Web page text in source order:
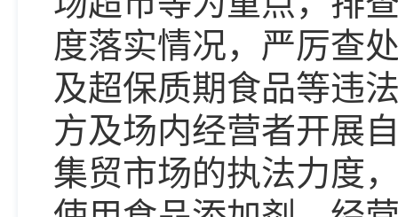
度落实情况，严厉查
及超保质期食品等违
方及场内经营者开展
集贸市场的执法力度